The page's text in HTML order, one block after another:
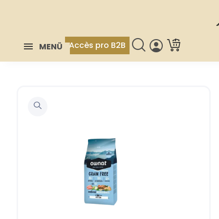
MENÜ Accès pro B2B